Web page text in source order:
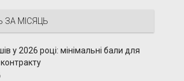
ЗА МІСЯЦЬ
у 2026 році: мінімальні бали для